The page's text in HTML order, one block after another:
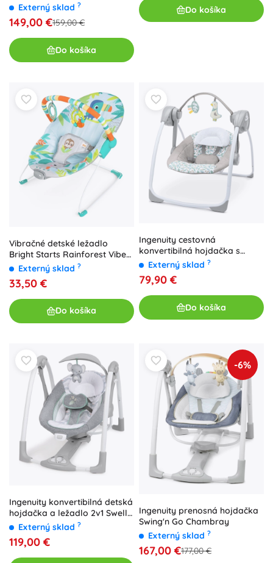
Externý sklad ?
149,00 €159,00 €
Do košíka
Do košíka
Vibračné detské ležadlo
Bright Starts Rainforest Vibes,
0–9 kg
Externý sklad ?
33,50 €
Do košíka
Ingenuity cestovná
konvertibilná hojdačka s
melódiou Endless Blooms, 0
m+, do 9 kg
Externý sklad ?
79,90 €
Do košíka
Ingenuity konvertibilná detská
hojdačka a ležadlo 2v1 Swell s
vibráciami a melódiami
Externý sklad ?
119,00 €
-6%
Ingenuity prenosná hojdačka
Swing'n Go Chambray
Externý sklad ?
167,00 €177,00 €